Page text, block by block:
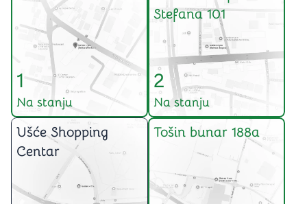
1
Na stanju
Stefana 101
2
Na stanju
Ušće Shopping
Centar
Tošin bunar 188a